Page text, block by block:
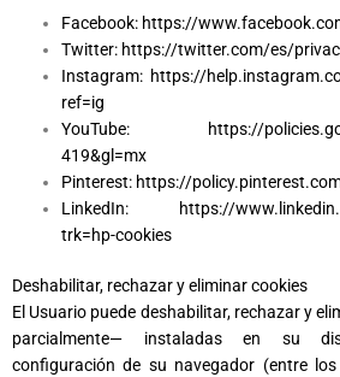
Facebook: https://
Twitter: https://twitter.com/es/
Instagram: https://
ref=ig
YouTube:
https://
419&gl=mx
Pinterest: https://
LinkedIn:
https://
trk=hp-cookies
Deshabilitar, rechazar y eliminar cookies
El Usuario puede deshabilitar, rechazar y
parcialmente— instaladas en su
configuración de su navegador (entre